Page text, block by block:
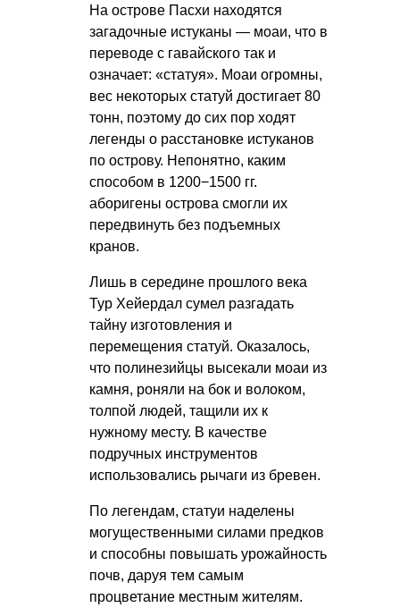
На острове Пасхи находятся
загадочные истуканы — моаи, что в
переводе с гавайского так и
означает: «статуя». Моаи огромны,
вес некоторых статуй достигает 80
тонн, поэтому до сих пор ходят
легенды о расстановке истуканов
по острову. Непонятно, каким
способом в 1200−1500 гг.
аборигены острова смогли их
передвинуть без подъемных
кранов.
Лишь в середине прошлого века
Тур Хейердал сумел разгадать
тайну изготовления и
перемещения статуй. Оказалось,
что полинезийцы высекали моаи из
камня, роняли на бок и волоком,
толпой людей, тащили их к
нужному месту. В качестве
подручных инструментов
использовались рычаги из бревен.
По легендам, статуи наделены
могущественными силами предков
и способны повышать урожайность
почв, даруя тем самым
процветание местным жителям.